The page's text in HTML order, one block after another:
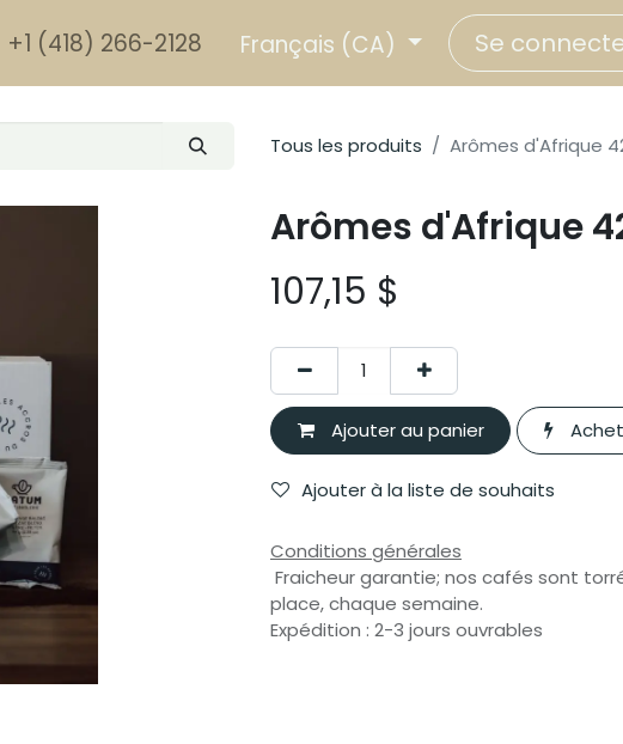
+1 (418) 266-2128 Français (CA) Se
Tous les produits Arômes d'Afrique
Arômes d'Afrique
107,15 $
Ajouter au panier
Ajouter à la liste de souhaits
Conditions générales
Fraicheur garantie; nos cafés sont
place, chaque semaine.
Expédition : 2-3 jours ouvrables